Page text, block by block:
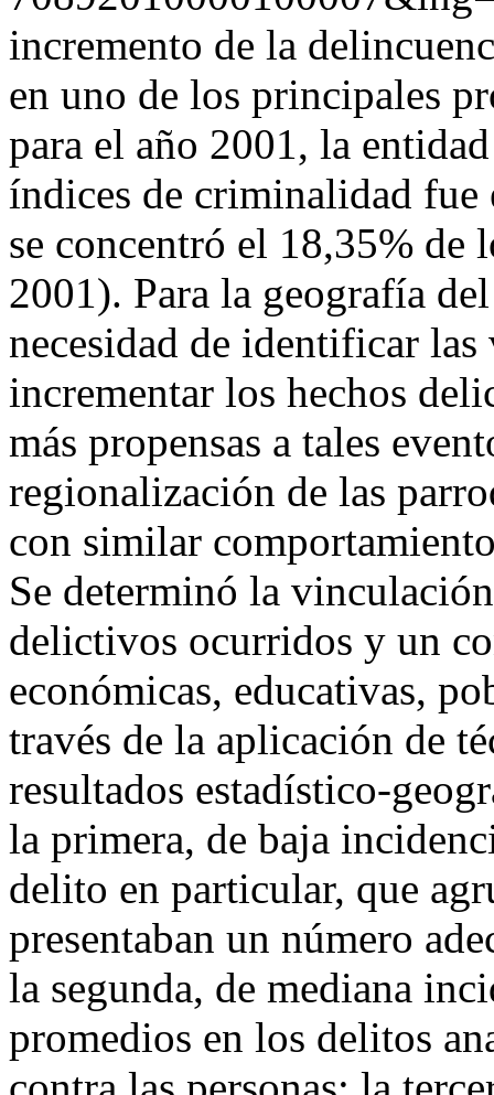
incremento de la
en uno de los principales
para el año 2001, la
índices de criminalidad
se concentró el 18,35% de
2001). Para la geografía
necesidad de identificar
incrementar los hechos
más propensas a tales
regionalización de las
con similar
Se determinó la
delictivos ocurridos y un
económicas, educativas,
través de la aplicación de
resultados estadístico-
la primera, de baja
delito en particular, que
presentaban un número
la segunda, de mediana
promedios en los delitos